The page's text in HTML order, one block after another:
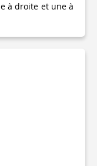
à droite et une à